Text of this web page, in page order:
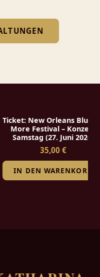
Ticket: New Orleans Blues
More Festival – Konzert
Samstag (27. Juni 2026)
35,00 €
IN DEN WARENKORB